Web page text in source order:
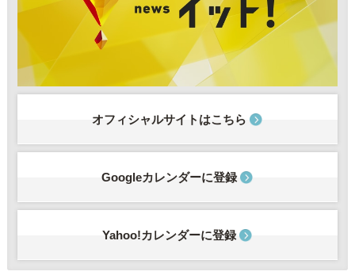
オフィシャルサイトはこちら
Googleカレンダーに登録
Yahoo!カレンダーに登録